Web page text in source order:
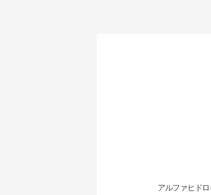
アルファヒド